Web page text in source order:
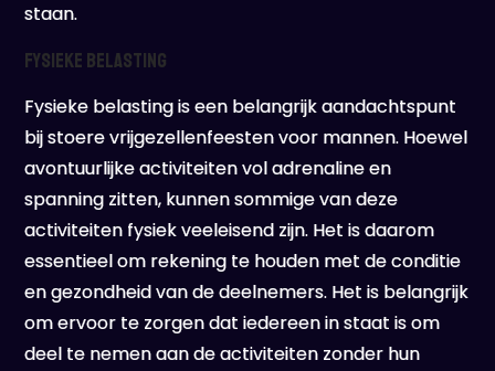
staan.
Fysieke belasting
Fysieke belasting is een belangrijk aandachtspunt
bij stoere vrijgezellenfeesten voor mannen. Hoewel
avontuurlijke activiteiten vol adrenaline en
spanning zitten, kunnen sommige van deze
activiteiten fysiek veeleisend zijn. Het is daarom
essentieel om rekening te houden met de conditie
en gezondheid van de deelnemers. Het is belangrijk
om ervoor te zorgen dat iedereen in staat is om
deel te nemen aan de activiteiten zonder hun